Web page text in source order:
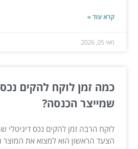
קרא עוד »
מאי 05, 2026
כמה זמן לוקח להקים נכס
שמייצר הכנסה?
לוקח הרבה זמן להקים נכס דיגיטלי
הצעד הראשון הוא למצוא את